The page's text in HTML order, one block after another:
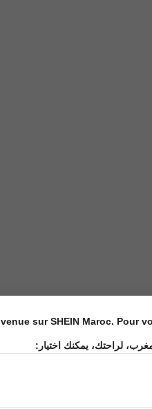
sur SHEIN Maroc. Pour
لراحتك، يمكنك اختيار: